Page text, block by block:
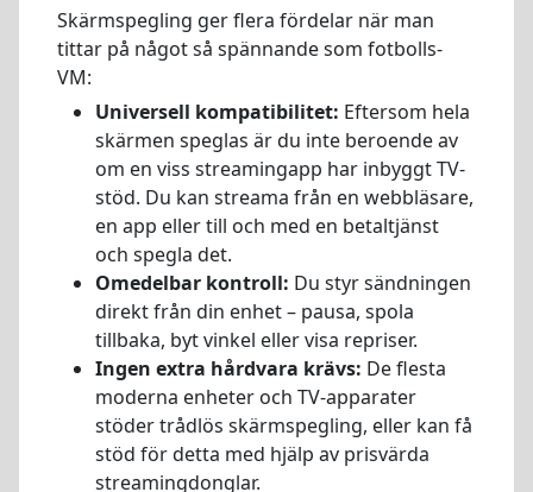
Skärmspegling ger flera fördelar när man
tittar på något så spännande som fotbolls-
VM:
Universell kompatibilitet: Eftersom hela
skärmen speglas är du inte beroende av
om en viss streamingapp har inbyggt TV-
stöd. Du kan streama från en webbläsare,
en app eller till och med en betaltjänst
och spegla det.
Omedelbar kontroll: Du styr sändningen
direkt från din enhet – pausa, spola
tillbaka, byt vinkel eller visa repriser.
Ingen extra hårdvara krävs: De flesta
moderna enheter och TV-apparater
stöder trådlös skärmspegling, eller kan få
stöd för detta med hjälp av prisvärda
streamingdonglar.